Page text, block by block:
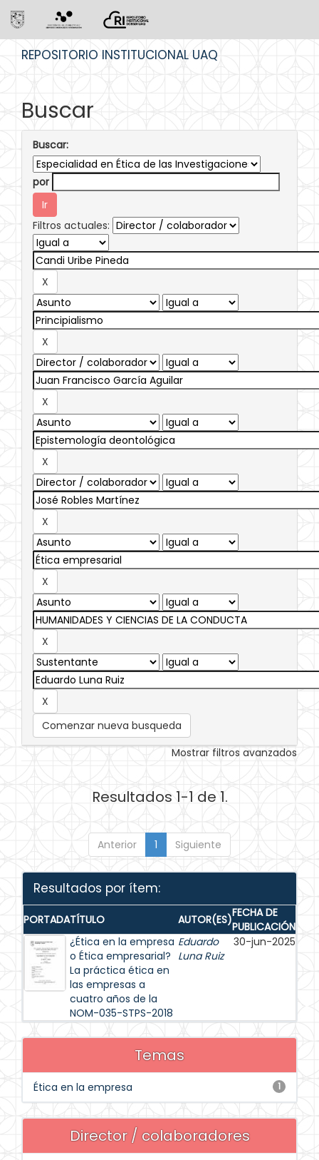
REPOSITORIO INSTITUCIONAL UAQ
Buscar
Buscar:
por
Filtros actuales:
Comenzar nueva busqueda
Mostrar filtros avanzados
Resultados 1-1 de 1.
Anterior 1 Siguiente
Resultados por ítem:
PORTADATÍTULO AUTOR(ES)FECHA DE
PUBLICACIÓN
¿Ética en la empresa
o Ética empresarial?
La práctica ética en
las empresas a
cuatro años de la
NOM-035-STPS-2018
Eduardo
Luna Ruiz
30-jun-2025
Temas
1
Ética en la empresa
Director / colaboradores